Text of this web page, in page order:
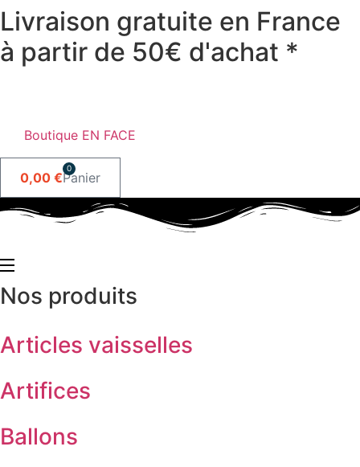
Aller
au
contenu
Livraison gratuite en France
à partir de 50€ d'achat *
Boutique EN FACE
0,00 €
0
Panier
Nos produits
Articles vaisselles
Artifices
Ballons